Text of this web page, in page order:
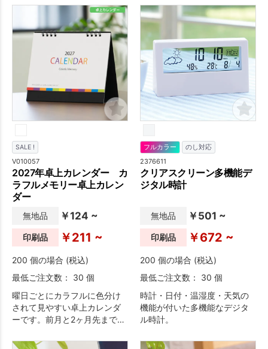
SALE !
V010057
2027年卓上カレンダー カ
ラフルメモリー卓上カレン
ダー
無地品 ￥124 ~
印刷品 ￥211 ~
200 個の場合 (税込)
最低ご注文数： 30 個
曜日ごとにカラフルに色分け
されて見やすい卓上カレンダ
ーです。前月と2ヶ月先までの
スケジュール管理に重宝しま
フルカラー のし対応
2376611
クリアスクリーン多機能デ
ジタル時計
無地品 ￥501 ~
印刷品 ￥672 ~
200 個の場合 (税込)
最低ご注文数： 30 個
時計・日付・温湿度・天気の
機能が付いた多機能なデジタ
ル時計。